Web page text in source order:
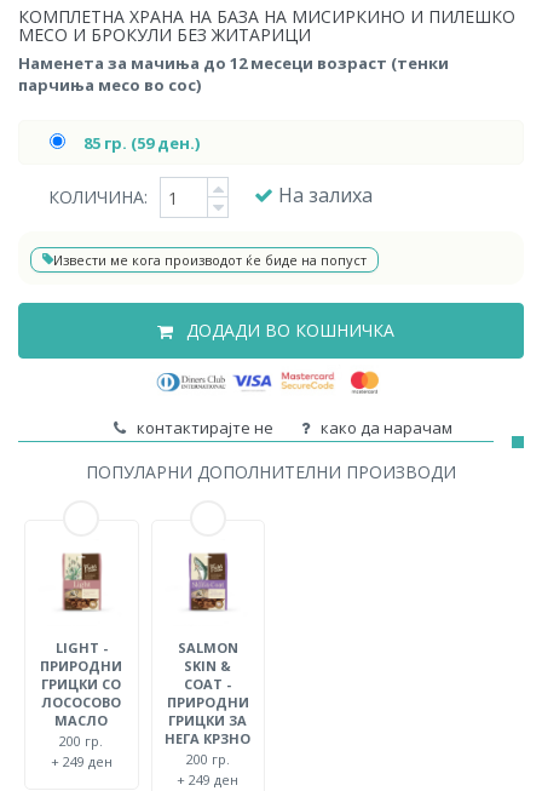
КОМПЛЕТНА ХРАНА НА БАЗА НА МИСИРКИНО И ПИЛЕШКО
МЕСО И БРОКУЛИ БЕЗ ЖИТАРИЦИ
Наменета за мачиња до 12 месеци возраст (тенки
парчиња месо во сос)
85 гр. (59 ден.)
КОЛИЧИНА: На залиха
Извести ме кога производот ќе биде на попуст
ДОДАДИ ВО КОШНИЧКА
контактирајте не како да нарачам
ПОПУЛАРНИ ДОПОЛНИТЕЛНИ ПРОИЗВОДИ
LIGHT -
ПРИРОДНИ
ГРИЦКИ СО
ЛОСОСОВО
МАСЛО
200 гр.
+ 249 ден
SALMON
SKIN &
COAT -
ПРИРОДНИ
ГРИЦКИ ЗА
НЕГА КРЗНО
200 гр.
+ 249 ден